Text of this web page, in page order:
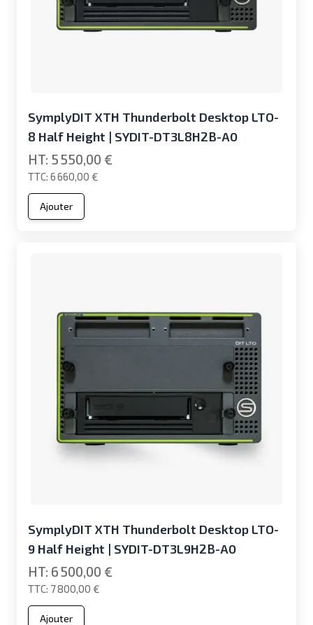
SymplyDIT XTH Thunderbolt Desktop LTO-
8 Half Height | SYDIT-DT3L8H2B-A0
6 660,00 €
5 550,00 €
Ajouter
SymplyDIT XTH Thunderbolt Desktop LTO-
9 Half Height | SYDIT-DT3L9H2B-A0
7 800,00 €
6 500,00 €
Ajouter